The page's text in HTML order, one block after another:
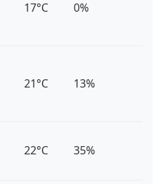
17°C 0%
21°C 13%
22°C 35%